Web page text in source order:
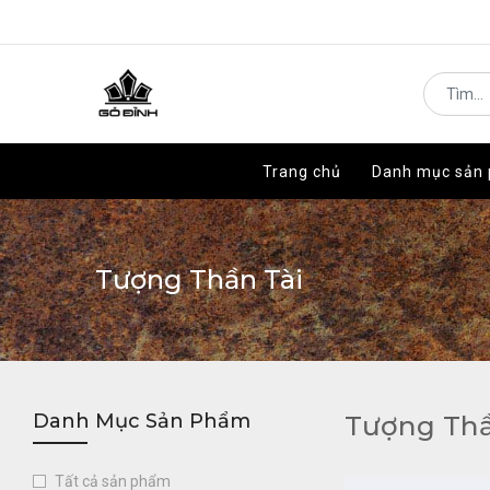
Trang chủ Danh mục sản
Trang chủ Danh mục sản
Tượng Thần Tài
Danh Mục Sản Phẩm
Tất cả sản phẩm
Tượng